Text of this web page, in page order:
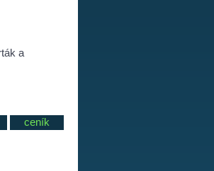
a
ceník